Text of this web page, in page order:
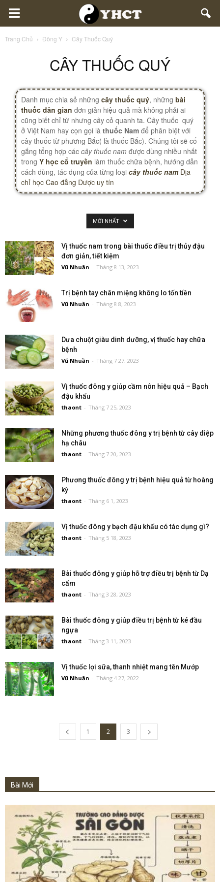
Trang Chủ Đông Y Cây Thuốc Quý
CÂY THUỐC QUÝ
Danh mục chia sẻ những cây thuốc quý, những bài
thuốc dân gian đơn giản hiệu quả mà không phải ai
cũng biết chỉ từ nhưng cây cỏ quanh ta. Cây thuốc quý
ở Việt Nam hay cọn gọi là thuốc Nam để phân biệt với
cây thuốc từ phương Bắc( là thuốc Bắc). Chúng tôi sẽ cố
gắng tổng hợp các cây thuốc nam được dùng nhiều nhất
trong Y học cổ truyền làm thuốc chữa bệnh, hướng dẫn
cách dùng, tác dụng của từng loại cây thuốc nam Địa
chỉ học Cao đẳng Dược uy tín
MỚI NHẤT
Vị thuốc nam trong bài thuốc điều trị thủy đậu
đơn giản, tiết kiệm
Vũ Nhuần - Tháng 8 13, 2023
Trị bệnh tay chân miệng không lo tốn tiền
Vũ Nhuần - Tháng 8 8, 2023
Dưa chuột giàu dinh dưỡng, vị thuốc hay chữa
bệnh
Vũ Nhuần - Tháng 7 27, 2023
Vị thuốc đông y giúp cầm nôn hiệu quả – Bạch
đậu khấu
thaont - Tháng 7 25, 2023
Những phương thuốc đông y trị bệnh từ cây diệp
hạ châu
thaont - Tháng 7 20, 2023
Phương thuốc đông y trị bệnh hiệu quả từ hoàng
kỳ
thaont - Tháng 6 1, 2023
Vị thuốc đông y bạch đậu khấu có tác dụng gì?
thaont - Tháng 5 18, 2023
Bài thuốc đông y giúp hỗ trợ điều trị bệnh từ Dạ
cẩm
thaont - Tháng 3 28, 2023
Bài thuốc đông y giúp điều trị bệnh từ ké đầu
ngựa
thaont - Tháng 3 11, 2023
Vị thuốc lợi sữa, thanh nhiệt mang tên Mướp
Vũ Nhuần - Tháng 4 27, 2022
1 2 3
Bài Mới